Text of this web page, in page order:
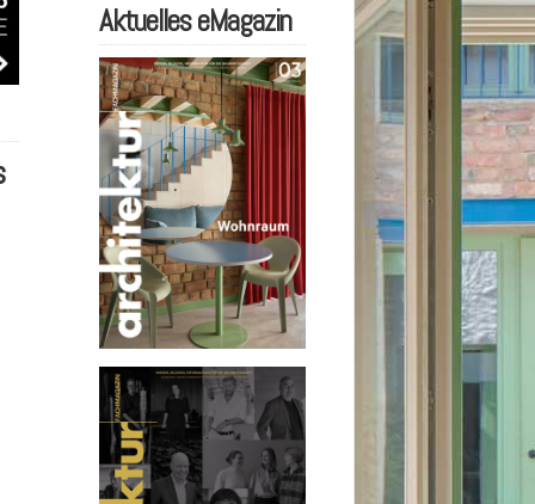
Aktuelles eMagazin